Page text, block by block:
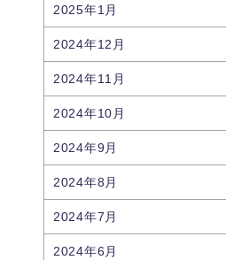
2025年1月
2024年12月
2024年11月
2024年10月
2024年9月
2024年8月
2024年7月
2024年6月